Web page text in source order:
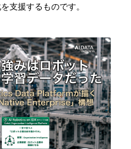
支援するものです。